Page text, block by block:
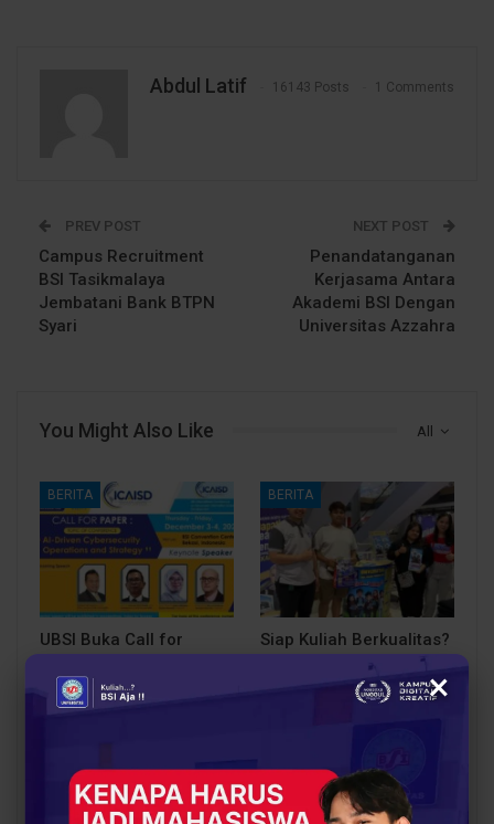
Abdul Latif 16143 Posts 1 Comments
PREV POST
Campus Recruitment
BSI Tasikmalaya
Jembatani Bank BTPN
Syari
NEXT POST
Penandatanganan
Kerjasama Antara
Akademi BSI Dengan
Universitas Azzahra
All
You Might Also Like
BERITA
UBSI Buka Call for
Dorong Riset Teknologi
dan Keamanan Siber…
BERITA
Siap Kuliah Berkualitas?
UBSI Cengkareng Gelar
Open Booth Spesial
dengan Beasiswa…
×